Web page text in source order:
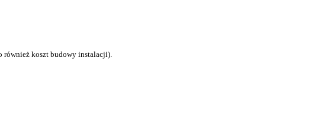
również koszt budowy instalacji).